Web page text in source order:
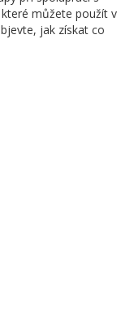
můžete použít v
jak získat co